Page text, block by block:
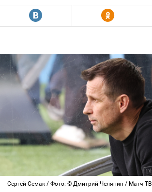
R Y
Сергей Семак / Фото: © Дмитрий Челяпин / Матч ТВ